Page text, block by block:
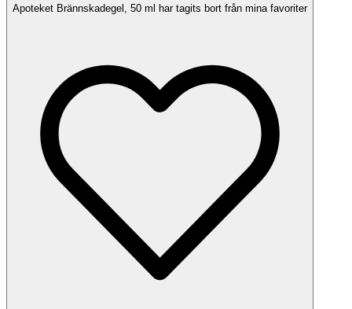
Apoteket Brännskadegel, 50 ml har tagits bort från mina favoriter